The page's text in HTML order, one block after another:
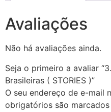
Avaliações
Não há avaliações ainda.
Seja o primeiro a avaliar
Brasileiras ( STORIES )”
O seu endereço de e-mail
obrigatórios são